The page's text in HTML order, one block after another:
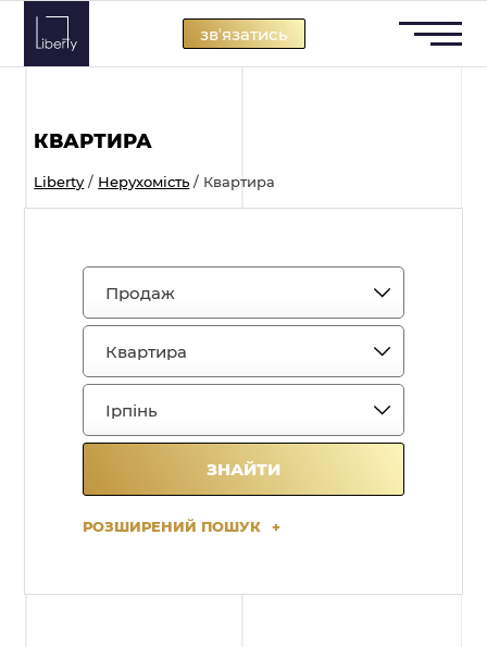
Skip
content
звʼязатись
КВАРТИРА
Liberty / Нерухомість / Квартира
РОЗШИРЕНИЙ ПОШУК +